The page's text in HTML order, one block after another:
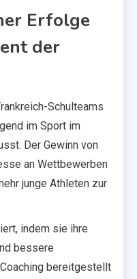
Erfolge
der
Schulteams
im Sport im
Der Gewinn von
an Wettbewerben
junge Athleten zur
indem sie ihre
bessere
bereitgestellt